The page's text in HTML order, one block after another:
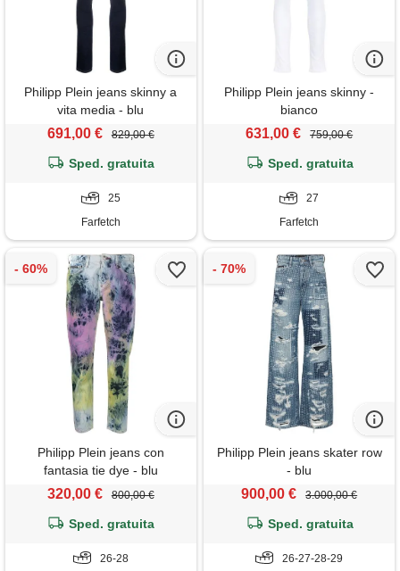
Philipp Plein jeans skinny a
vita media - blu
691,00 € 829,00 €
Sped. gratuita
25
Farfetch
Philipp Plein jeans skinny -
bianco
631,00 € 759,00 €
Sped. gratuita
27
Farfetch
Philipp Plein jeans con
fantasia tie dye - blu
320,00 € 800,00 €
Sped. gratuita
26-28
Philipp Plein jeans skater row
- blu
900,00 € 3.000,00 €
Sped. gratuita
26-27-28-29